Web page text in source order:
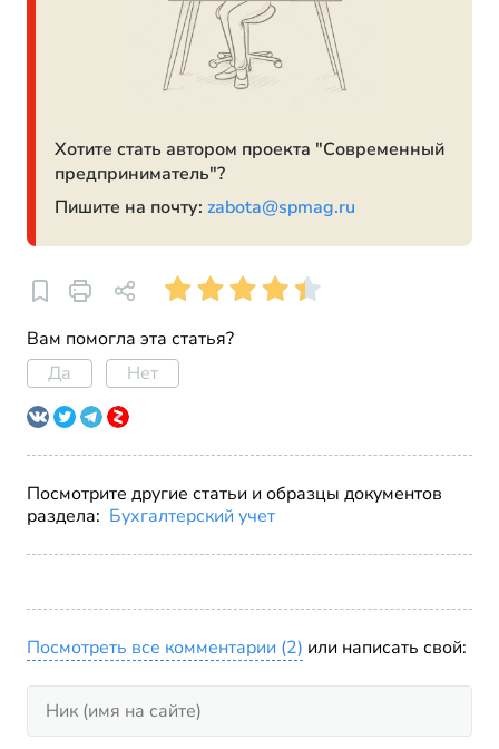
Хотите стать автором проекта "Современный
предприниматель"?
Пишите на почту: zabota@spmag.ru
Вам помогла эта статья?
Да
Нет
Посмотрите другие статьи и образцы документов
раздела: Бухгалтерский учет
Посмотреть все комментарии (2) или написать свой: